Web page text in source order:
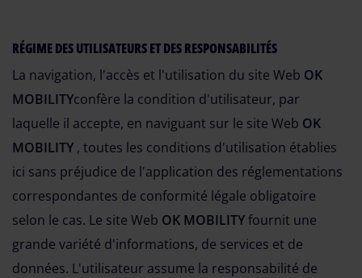
RÉGIME DES UTILISATEURS ET DES RESPONSABILITÉS
La navigation, l'accès et l'utilisation du site Web OK
MOBILITYconfère la condition d'utilisateur, par
laquelle il accepte, en naviguant sur le site Web OK
MOBILITY , toutes les conditions d'utilisation établies
ici sans préjudice de l'application des réglementations
correspondantes de conformité légale obligatoire
selon le cas. Le site Web OK MOBILITYfournit une
grande variété d'informations, de services et de
données. L'utilisateur assume la responsabilité de